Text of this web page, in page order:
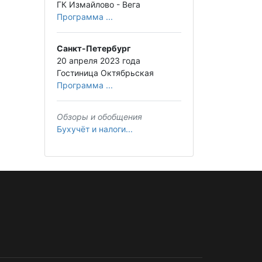
ГК Измайлово - Вега
Программа ...
Санкт-Петербург
20 апреля 2023 года
Гостиница Октябрьская
Программа ...
Обзоры и обобщения
Бухучёт и налоги...